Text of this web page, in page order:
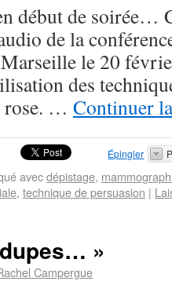
début de soirée…
de la
le 20
des
rose. … Continuer
Épingler
avecdépistage,
, technique de persuasion |
»
Campergue